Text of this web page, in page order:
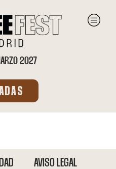
2027
AVISO LEGAL